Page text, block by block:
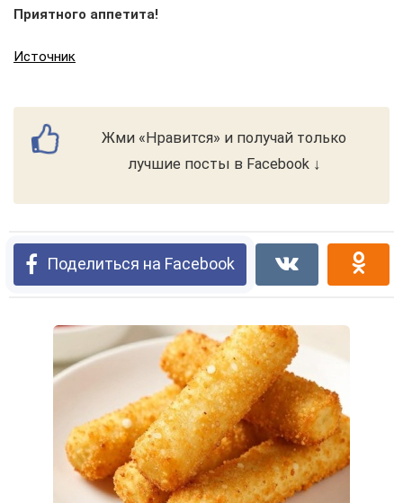
Приятного аппетита!
Источник
Жми «Нравится» и получай только
лучшие посты в Facebook ↓
Поделиться на Facebook